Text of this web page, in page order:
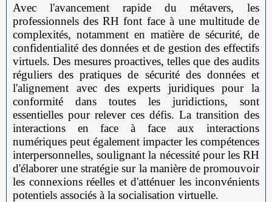
Avec l'avancement rapide du métavers, les
professionnels des RH font face à une multitude de
complexités, notamment en matière de sécurité, de
confidentialité des données et de gestion des effectifs
virtuels. Des mesures proactives, telles que des audits
réguliers des pratiques de sécurité des données et
l'alignement avec des experts juridiques pour la
conformité dans toutes les juridictions, sont
essentielles pour relever ces défis. La transition des
interactions en face à face aux interactions
numériques peut également impacter les compétences
interpersonnelles, soulignant la nécessité pour les RH
d'élaborer une stratégie sur la manière de promouvoir
les connexions réelles et d'atténuer les inconvénients
potentiels associés à la socialisation virtuelle.